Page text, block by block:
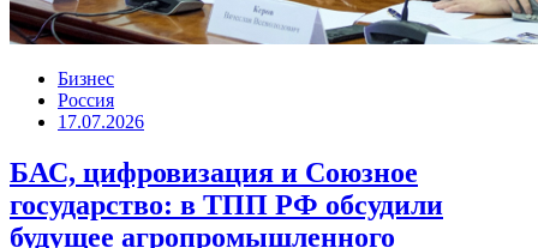
Бизнес
Россия
17.07.2026
БАС, цифровизация и Союзное
государство: в ТПП РФ обсудили
будущее агропромышленного